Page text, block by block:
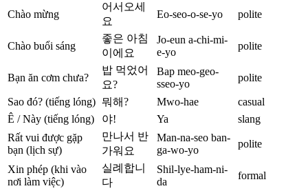
Chào mừng
어서오세
요
Eo-seo-o-se-yo polite
Chào buổi sáng
좋은 아침
이에요
Jo-eun a-chi-mi-
e-yo
polite
Bạn ăn cơm chưa?
밥 먹었어
요?
Bap meo-geo-
sseo-yo
polite
Sao đó? (tiếng lóng) 뭐해? Mwo-hae
casual
Ê / Này (tiếng lóng)
야! Ya
slang
Rất vui được gặp
bạn (lịch sự)
만나서 반
가워요
Man-na-seo ban-
ga-wo-yo
polite
Xin phép (khi vào
nơi làm việc)
실례합니
다
Shil-lye-ham-ni-
da
formal